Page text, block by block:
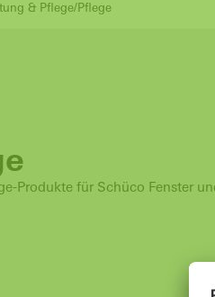
& Pflege Pflege
Produkte für Schüco Fenster